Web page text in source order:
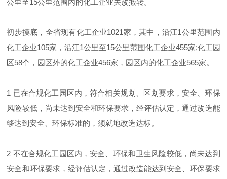
公里至15公里范围内的化工企业关改搬转。
初步摸底，全省现有化工企业1021家，其中，沿江1公里范围内
化工企业105家，沿江1公里至15公里范围化工企业455家;化工园
区58个，园区外的化工企业456家，园区内的化工企业565家。
1 已在合规化工园区内，符合相关规划、区划要求，安全、环保
风险较低，尚未达到安全和环保要求，经评估认定，通过改造能
够达到安全、环保标准的，须就地改造达标。
2 不在合规化工园区内，安全、环保和卫生风险较低，尚未达到
安全和环保要求，经评估认定，通过改造能达到安全、环保要求